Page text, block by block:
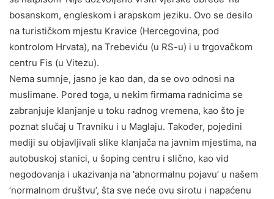
bosanskom, engleskom i arapskom jeziku. Ovo se desilo
na turističkom mjestu Kravice (Hercegovina, pod
kontrolom Hrvata), na Trebeviću (u RS-u) i u trgovačkom
centru Fis (u Vitezu).
Nema sumnje, jasno je kao dan, da se ovo odnosi na
muslimane. Pored toga, u nekim firmama radnicima se
zabranjuje klanjanje u toku radnog vremena, kao što je
poznat slučaj u Travniku i u Maglaju. Također, pojedini
mediji su objavljivali slike klanjača na javnim mjestima, na
autobuskoj stanici, u šoping centru i slično, kao vid
negodovanja i ukazivanja na ‘abnormalnu pojavu’ u našem
‘normalnom društvu’, šta sve neće ovu sirotu i napaćenu